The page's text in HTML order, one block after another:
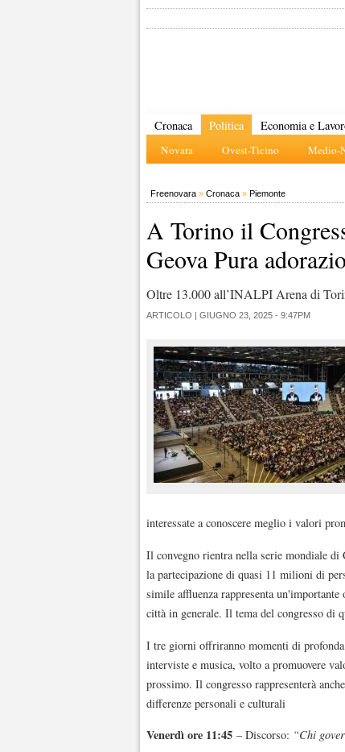
Cronaca Politica
Novara Ovest-Ticino Medio-
Economia e
Freenovara » Cronaca » Piemonte
A Torino il
Geova Pura
Oltre 13.000 all’INALPI Arena di
ARTICOLO | GIUGNO 23, 2025 - 9:47PM
interessate a conoscere meglio i valori
Il convegno rientra nella serie mondiale
la partecipazione di quasi 11 milioni di
simile affluenza rappresenta
città in generale. Il tema del congresso di
I tre giorni offriranno momenti di
interviste e musica, volto a promuovere
prossimo. Il congresso rappresenterà
differenze personali e culturali
Venerdì ore 11:45 – Discorso: “Chi